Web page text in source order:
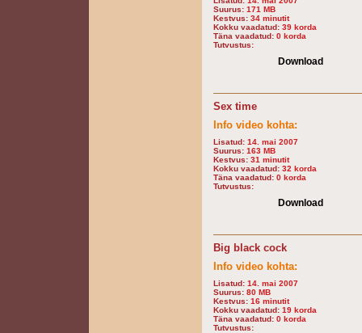
Suurus: 171 MB
Kestvus: 34 minutit
Kokku vaadatud: 39 korda
Täna vaadatud: 0 korda
Tutvustus:
Download
Sex time
Info video kohta:
Lisatud: 14. mai 2007
Suurus: 163 MB
Kestvus: 31 minutit
Kokku vaadatud: 32 korda
Täna vaadatud: 0 korda
Tutvustus:
Download
Big black cock
Info video kohta:
Lisatud: 14. mai 2007
Suurus: 80 MB
Kestvus: 16 minutit
Kokku vaadatud: 19 korda
Täna vaadatud: 0 korda
Tutvustus: